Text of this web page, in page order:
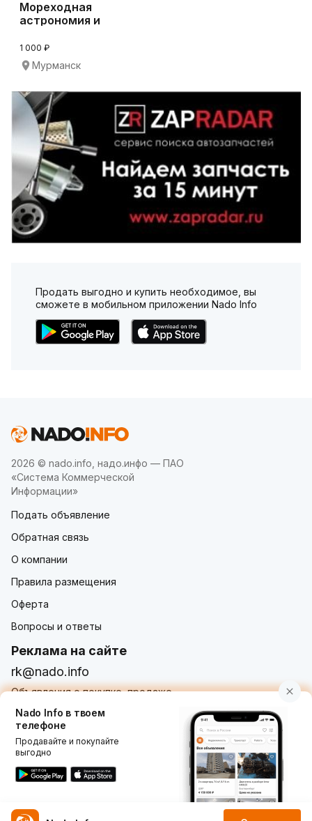
Мореходная
астрономия и
1 000 ₽
Мурманск
Продать выгодно и купить необходимое, вы
сможете в мобильном приложении Nado Info
2026 © nado.info, надо.инфо — ПАО
«Система Коммерческой
Информации»
Подать объявление
Обратная связь
О компании
Правила размещения
Оферта
Вопросы и ответы
Реклама на сайте
rk@nado.info
Объявления о покупке, продаже,
услугах от частных лиц и организаций
Использование nado.info, в том числе и размещение
объявлений на сайте означает принятие условий
nado.info. Оплачивая
оферту о заключении
Nado Info в твоем
телефоне
Продавайте и покупайте
выгодно